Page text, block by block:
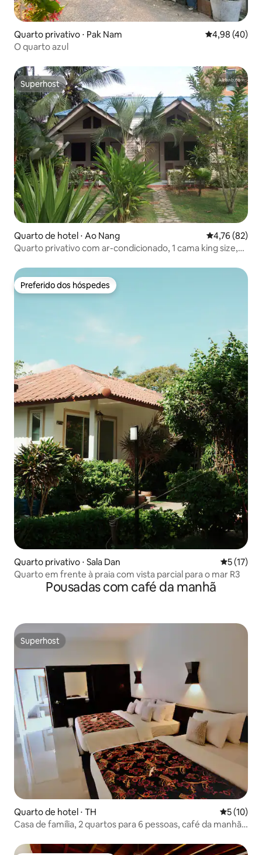
Quarto privativo ⋅ Pak Nam 4,98 de uma
4,98 (40)
O quarto azul
Superhost
Superhost
Quarto de hotel ⋅ Ao Nang 4,76 de uma
4,76 (82)
Quarto privativo com ar-condicionado, 1 cama king size,
Preferido dos hóspedes
Preferido dos hóspedes
Quarto privativo ⋅ Sala Dan 5 de uma
5 (17)
Quarto em frente à praia com vista parcial para o mar R3
Pousadas com café da manhã
Superhost
Superhost
Quarto de hotel ⋅ TH 5 de uma
5 (10)
Casa de família, 2 quartos para 6 pessoas, café da manhã